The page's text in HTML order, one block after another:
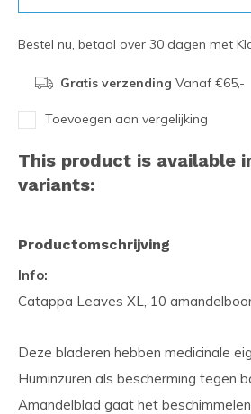
Bestel nu, betaal over 30 dagen met
Gratis verzending Vanaf €65,-
Toevoegen aan vergelijking
This product is available
variants:
Productomschrijving
Info:
Catappa Leaves XL, 10
Deze bladeren hebben medicinale
Huminzuren als bescherming tegen
Amandelblad gaat het